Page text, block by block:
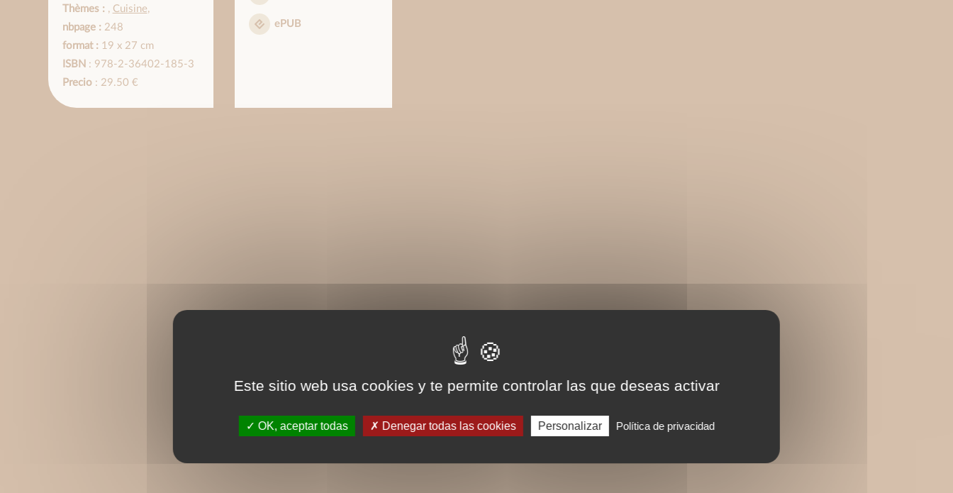
Thèmes : , Cuisine,
nbpage :248
format :19 x 27 cm
ISBN : 978-2-36402-185-3
Precio: 29.50 €
ePUB
Este sitio web usa cookies y te permite controlar las que deseas activar
OK, aceptar todas Denegar todas las cookies Personalizar Política de privacidad